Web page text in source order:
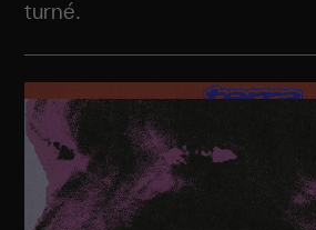
turné.